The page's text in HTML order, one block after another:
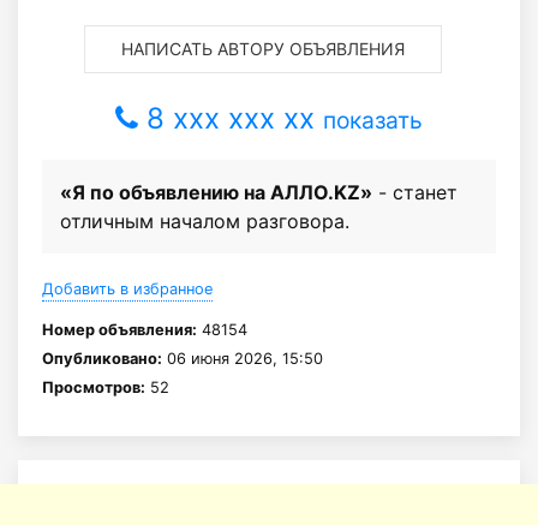
НАПИСАТЬ АВТОРУ ОБЪЯВЛЕНИЯ
8 xxx xxx xx показать
«Я по объявлению на АЛЛО.KZ» - станет
отличным началом разговора.
Добавить в избранное
Номер объявления: 48154
Опубликовано: 06 июня 2026, 15:50
Просмотров: 52